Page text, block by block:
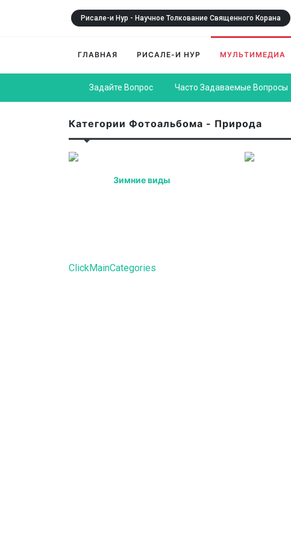
Рисале-и Нур - Научное Толкование Священного Корана
ГЛАВНАЯ РИСАЛЕ-И НУР МУЛЬТИМЕДИА
Задайте Вопрос Часто Задаваемые Вопросы
Категории Фотоальбома - Природа
Зимние виды
ClickMainCategories